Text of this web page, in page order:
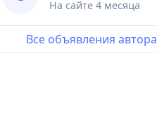
На сайте 4 месяца
Все объявления автора